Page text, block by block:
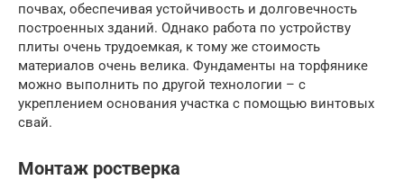
почвах, обеспечивая устойчивость и долговечность
построенных зданий. Однако работа по устройству
плиты очень трудоемкая, к тому же стоимость
материалов очень велика. Фундаменты на торфянике
можно выполнить по другой технологии – с
укреплением основания участка с помощью винтовых
свай.
Монтаж ростверка